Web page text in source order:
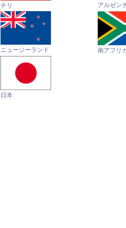
チリ アルゼン
ニュージーランド 南アフリ
日本